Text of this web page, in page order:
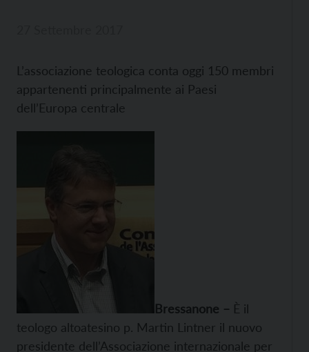
L’associazione teologica conta oggi 150 membri
appartenenti principalmente ai Paesi
dell’Europa centrale
Bressanone – È il
teologo altoatesino p. Martin Lintner il nuovo
presidente dell’Associazione internazionale per